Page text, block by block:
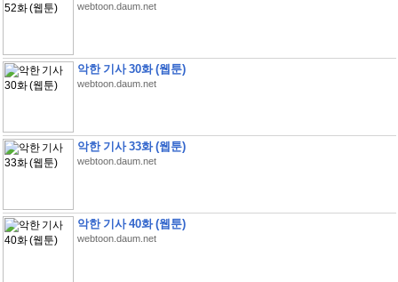
webtoon.daum.net
악한 기사 30화 (웹툰)
webtoon.daum.net
악한 기사 33화 (웹툰)
webtoon.daum.net
악한 기사 40화 (웹툰)
webtoon.daum.net